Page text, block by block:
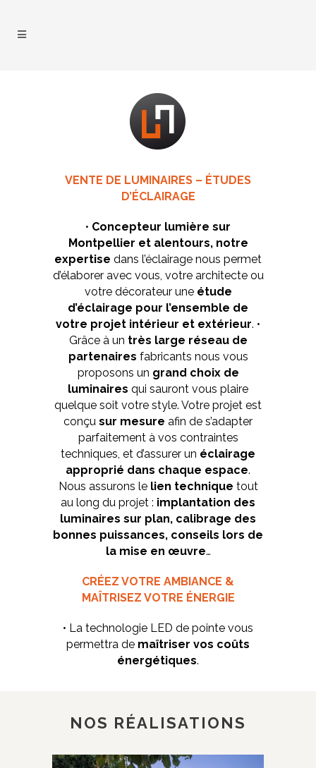
VENTE DE LUMINAIRES – ÉTUDES
D’ÉCLAIRAGE
• Concepteur lumière sur
Montpellier et alentours, notre
expertise dans l’éclairage nous permet
d’élaborer avec vous, votre architecte ou
votre décorateur une étude
d’éclairage pour l’ensemble de
votre projet intérieur et extérieur. •
Grâce à un très large réseau de
partenaires fabricants nous vous
proposons un grand choix de
luminaires qui sauront vous plaire
quelque soit votre style. Votre projet est
conçu sur mesure afin de s’adapter
parfaitement à vos contraintes
techniques, et d’assurer un éclairage
approprié dans chaque espace.
Nous assurons le lien technique tout
au long du projet : implantation des
luminaires sur plan, calibrage des
bonnes puissances, conseils lors de
la mise en œuvre…
CRÉEZ VOTRE AMBIANCE &
MAÎTRISEZ VOTRE ÉNERGIE
• La technologie LED de pointe vous
permettra de maîtriser vos coûts
énergétiques.
NOS RÉALISATIONS